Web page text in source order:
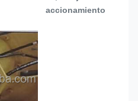
accionamiento